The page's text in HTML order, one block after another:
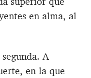
en alma, al
A
en la que